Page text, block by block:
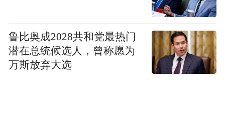
鲁比奥成2028共和党最热门
潜在总统候选人，曾称愿为
万斯放弃大选